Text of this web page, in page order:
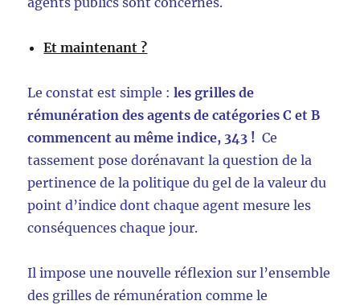
Et maintenant ?
Le constat est simple :les grilles de
rémunération des agents de catégories C et B
commencent au même indice, 343 !Ce
tassement pose dorénavant la question de la
pertinence de la politique du gel de la valeur du
point d’indice dont chaque agent mesure les
conséquences chaque jour.
Il impose une nouvelle réflexion sur l’ensemble
des grilles de rémunération comme le